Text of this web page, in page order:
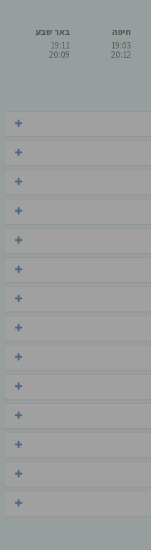
חיפה
19:03
20:12
באר שבע
19:11
20:09